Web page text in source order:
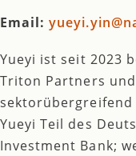
Email:
Yueyi ist seit 2023
Triton Partners
sektorübergreifend
Yueyi Teil des
Investment Bank;